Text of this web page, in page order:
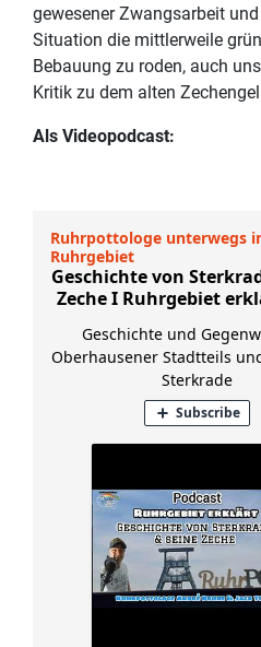
gewesener Zwangsarbeit
Situation die mittlerweile
Bebauung zu roden, auch
Kritik zu dem alten
Als Videopodcast: